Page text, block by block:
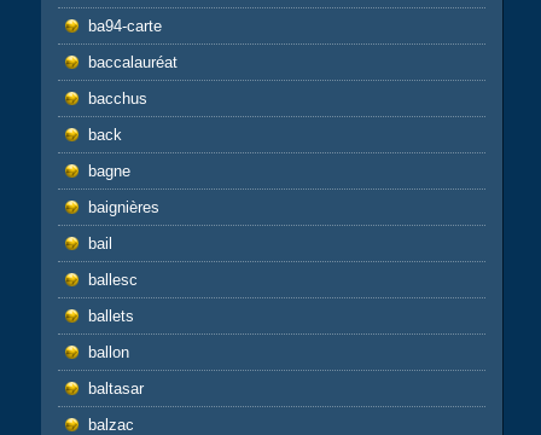
ba94-carte
baccalauréat
bacchus
back
bagne
baignières
bail
ballesc
ballets
ballon
baltasar
balzac